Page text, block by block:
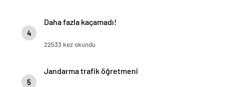
4
Daha fazla kaçamadı!
22533 kez okundu
5
Jandarma trafik öğretmeni